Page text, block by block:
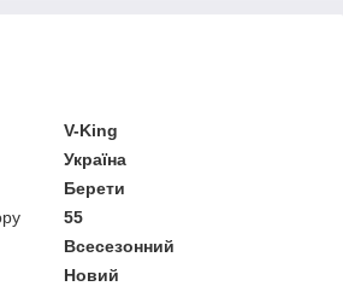
V-King
Україна
Берети
55
Всесезонний
Новий